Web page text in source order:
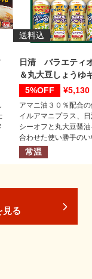
送料込
日清 バラエティ
＆丸大豆しょうゆ
5%
5,130
アマニ油３０％配合
イルアマニプラス、
シーオフと丸大豆醤
合わせた使い勝手の
トセットです。
常温
見る